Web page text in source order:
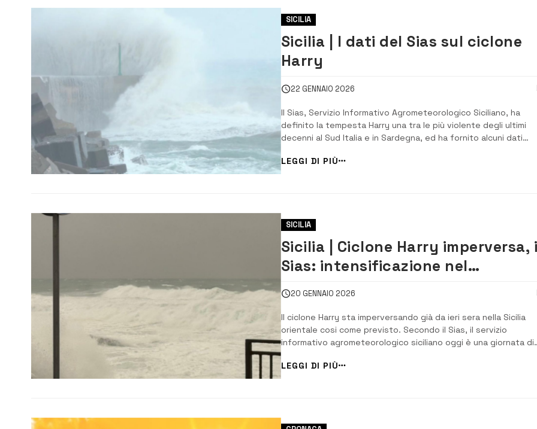
SICILIA
Sicilia | I dati del Sias sul ciclone
Harry
22 GENNAIO 2026
Il Sias, Servizio Informativo Agrometeorologico Siciliano, ha
definito la tempesta Harry una tra le più violente degli ultimi
decenni al Sud Italia e in Sardegna, ed ha fornito alcuni dati
di 523 mm a Fondachelli, tra i monti Peloritani e i Nebrodi, in
provincia di Messina. [...
LEGGI DI PIÙ
SICILIA
Sicilia | Ciclone Harry imperversa,
Sias: intensificazione nel
pomeriggio. Le previsioni per
domani
20 GENNAIO 2026
Il ciclone Harry sta imperversando già da ieri sera nella Sicilia
orientale cosi come previsto. Secondo il Sias, il servizio
informativo agrometeorologico siciliano oggi è una giornata di
condizioni estreme con cielo coperto e piogge orografiche
diffuse sulla Sicilia orientali, più consistenti sui versanti esposti
Est per gli effetti orograf...
LEGGI DI PIÙ